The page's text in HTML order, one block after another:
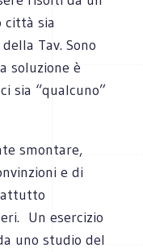
città sia
Tav. Sono
soluzione è
sia “qualcuno”
smontare,
e di
Un esercizio
uno studio del